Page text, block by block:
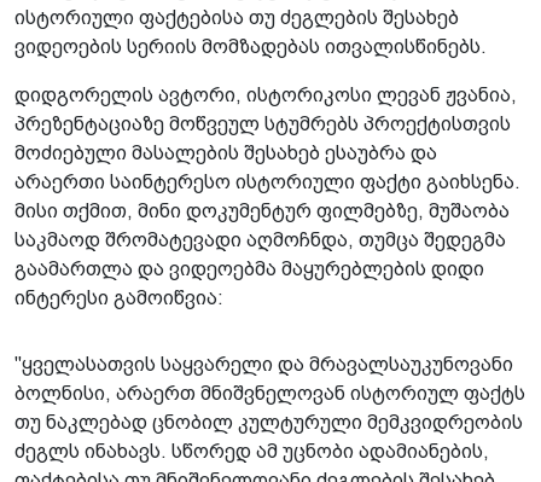
ისტორიული ფაქტებისა თუ ძეგლების შესახებ
ვიდეოების სერიის მომზადებას ითვალისწინებს.
დიდგორელის ავტორი, ისტორიკოსი ლევან ჟვანია,
პრეზენტაციაზე მოწვეულ სტუმრებს პროექტისთვის
მოძიებული მასალების შესახებ ესაუბრა და
არაერთი საინტერესო ისტორიული ფაქტი გაიხსენა.
მისი თქმით, მინი დოკუმენტურ ფილმებზე, მუშაობა
საკმაოდ შრომატევადი აღმოჩნდა, თუმცა შედეგმა
გაამართლა და ვიდეოებმა მაყურებლების დიდი
ინტერესი გამოიწვია:
"ყველასათვის საყვარელი და მრავალსაუკუნოვანი
ბოლნისი, არაერთ მნიშვნელოვან ისტორიულ ფაქტს
თუ ნაკლებად ცნობილ კულტურული მემკვიდრეობის
ძეგლს ინახავს. სწორედ ამ უცნობი ადამიანების,